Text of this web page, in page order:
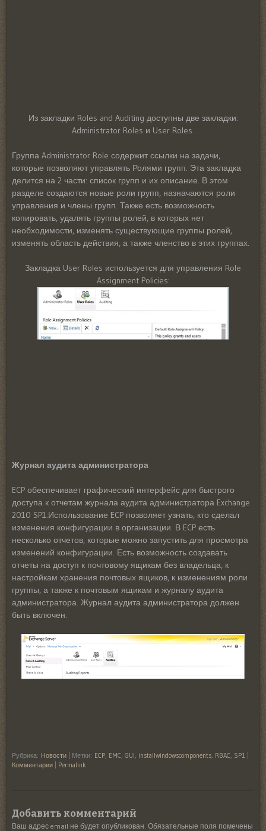
Из закладки Roles and Auditing доступны две закладки:
Administrator Roles и User Roles.
Группа Administrator Role содержит ссылки на задачи,
которые позволяют управлять Ролями групп. Эта закладка
делится на 2 части: список групп и их описание. В этом
разделе создаются новые роли групп, назначаются роли
управления и члены групп. Также есть возможность
копировать, удалять группы ролей, в которых нет
необходимости, изменять существующие группы ролей,
изменять область действия, а также членство в этих группах.
Закладка User Roles используется для управления Role
Assignment Policies:
Журнал аудита администратора
ECP обеспечивает графический интерфейс для быстрого
доступа к отчетам журнала аудита администратора Exchange
2010 SP1.Использование ECP позволяет узнать, кто сделал
изменения конфигурации в организации. В ECP есть
несколько отчетов, которые можно запустить для просмотра
изменений конфигурации. Есть возможность создавать
отчеты на доступ к почтовому ящикам без владельца, к
настройкам хранения почтовых ящиков, к изменениям роли
группы, а также к почтовым ящикам и журналу аудита
администратора. Журнал аудита администратора должен
быть включен.
Рубрика: Новости Метки: ECP EMC GUI installwindowscomponents RBAC SP1
Комментарии
Permalink
Добавить комментарий
Ваш адрес email не будет опубликован. Обязательные поля помечены